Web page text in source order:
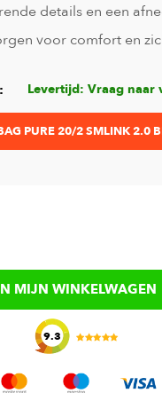
details en een
voor comfort en
Levertijd: Vraag naar
PURE 20/2 SMLINK 2.0
MIJN WINKELWAGEN
9.3